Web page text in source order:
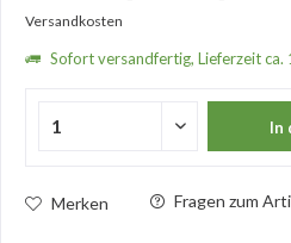
Versandkosten
Sofort versandfertig, Lieferzeit ca.
In
Merken Fragen zum